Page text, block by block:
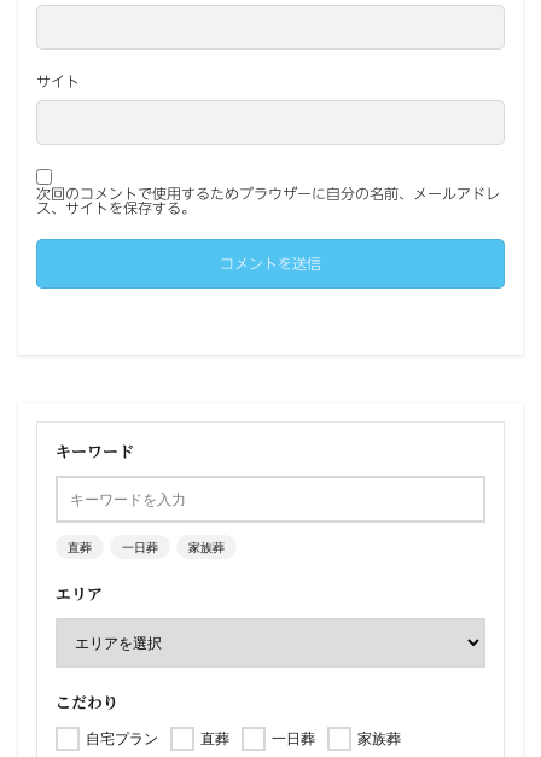
サイト
次回のコメントで使用するためブラウザーに自分の名前、メールアドレ
ス、サイトを保存する。
キーワード
直葬 一日葬 家族葬
エリア
こだわり
自宅プラン 直葬 一日葬
家族葬